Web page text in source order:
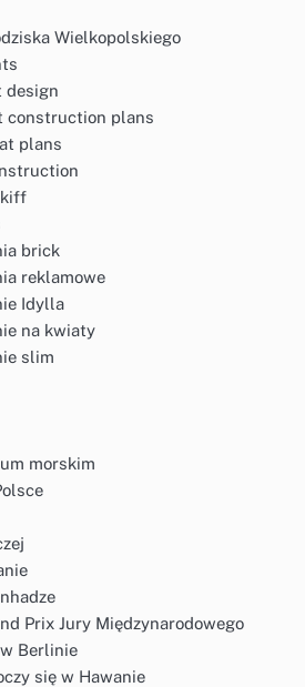
Wielkopolskiego
design
construction plans
plans
brick
reklamowe
Idylla
na kwiaty
slim
morskim
Prix Jury Międzynarodowego
Berlinie
się w Hawanie